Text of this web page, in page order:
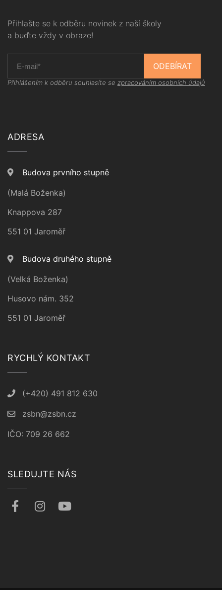
Přihlašte se k odběru novinek z naší školy
a buďte vždy v obraze!
ODEBÍRAT
Přihlášením k odběru souhlasíte se zpracováním osobních údajů
ADRESA
Budova prvního stupně
(Malá Boženka)
Knappova 287
551 01 Jaroměř
Budova druhého stupně
(Velká Boženka)
Husovo nám. 352
551 01 Jaroměř
RYCHLÝ KONTAKT
(+420) 491 812 630
zsbn@zsbn.cz
IČO: 709 26 662
SLEDUJTE NÁS